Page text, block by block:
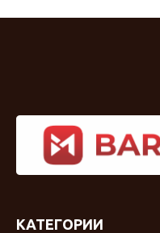
КАТЕГОРИИ